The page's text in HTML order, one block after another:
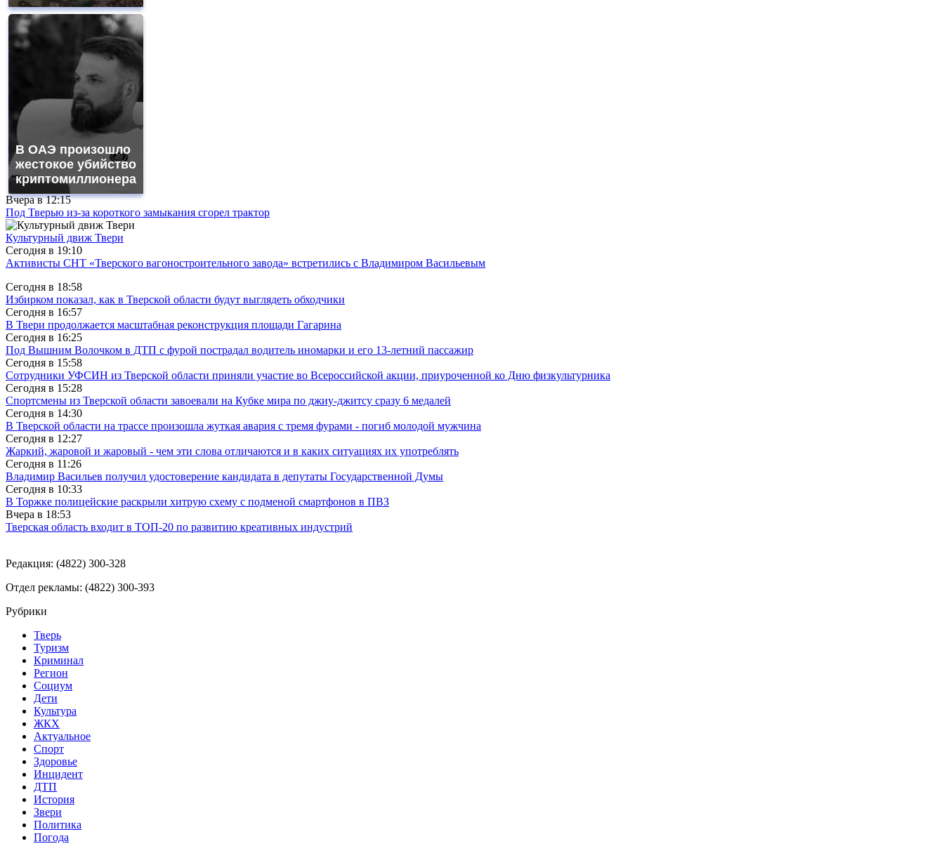
В ОАЭ произошло
жестокое убийство
криптомиллионера
Вчера в12:15
Под Тверью из-за короткого замыкания сгорел трактор
Культурный движ Твери
Сегодня в 19:10
Активисты СНТ «Тверского вагоностроительного завода» встретились с Владимиром Васильевым
Сегодня в 18:58
Избирком показал, как в Тверской области будут выглядеть обходчики
Сегодня в 16:57
В Твери продолжается масштабная реконструкция площади Гагарина
Сегодня в 16:25
Под Вышним Волочком в ДТП с фурой пострадал водитель иномарки и его 13-летний пассажир
Сегодня в 15:58
Сотрудники УФСИН из Тверской области приняли участие во Всероссийской акции, приуроченной ко Дню физкультурника
Сегодня в 15:28
Спортсмены из Тверской области завоевали на Кубке мира по джиу-джитсу сразу 6 медалей
Сегодня в 14:30
В Тверской области на трассе произошла жуткая авария с тремя фурами - погиб молодой мужчина
Сегодня в 12:27
Жаркий, жаровой и жаровый - чем эти слова отличаются и в каких ситуациях их употреблять
Сегодня в 11:26
Владимир Васильев получил удостоверение кандидата в депутаты Государственной Думы
Сегодня в 10:33
В Торжке полицейские раскрыли хитрую схему с подменой смартфонов в ПВЗ
Вчера в 18:53
Тверская область входит в ТОП-20 по развитию креативных индустрий
Редакция: (4822) 300-328
Отдел рекламы: (4822) 300-393
Рубрики
Тверь
Туризм
Криминал
Регион
Социум
Дети
Культура
ЖКХ
Актуальное
Спорт
Здоровье
Инцидент
ДТП
История
Звери
Политика
Погода